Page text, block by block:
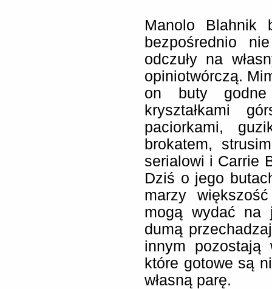
Manolo Blahnik
bezpośrednio
odczuły na
opiniotwórczą.
on buty godne
kryształkami
paciorkami,
brokatem,
serialowi i Carrie
Dziś o jego
marzy
mogą wydać na
dumą
innym
które gotowe są
własną parę.